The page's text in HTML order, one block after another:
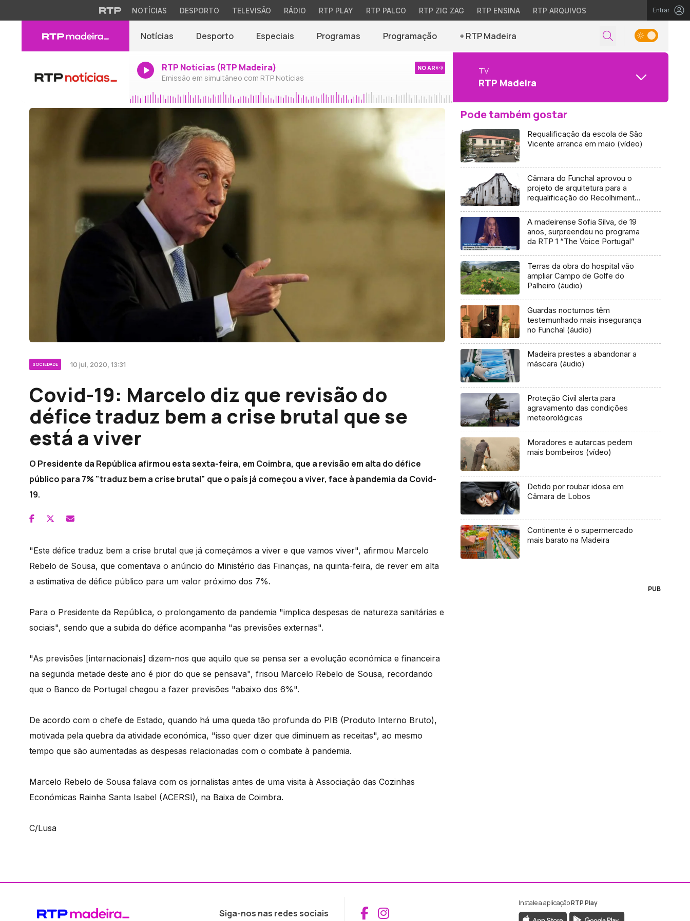
NOTÍCIAS DESPORTO TELEVISÃO RÁDIO RTP PLAY RTP PALCO RTP ZIG ZAG RTP ENSINA RTP ARQUIVOS Entrar
Notícias Desporto Especiais Programas Programação + RTP Madeira
RTP Notícias (RTP Madeira)
Emissão em simultâneo com RTP Notícias
NO AR TV
RTP Madeira
SOCIEDADE 10 jul, 2020, 13:31
Covid-19: Marcelo diz que revisão do
défice traduz bem a crise brutal que se
está a viver
O Presidente da República afirmou esta sexta-feira, em Coimbra, que a revisão em alta do défice
público para 7% "traduz bem a crise brutal" que o país já começou a viver, face à pandemia da Covid-
19.
"Este défice traduz bem a crise brutal que já começámos a viver e que vamos viver", afirmou Marcelo
Rebelo de Sousa, que comentava o anúncio do Ministério das Finanças, na quinta-feira, de rever em alta
a estimativa de défice público para um valor próximo dos 7%.
Para o Presidente da República, o prolongamento da pandemia "implica despesas de natureza sanitárias e
sociais", sendo que a subida do défice acompanha "as previsões externas".
"As previsões [internacionais] dizem-nos que aquilo que se pensa ser a evolução económica e financeira
na segunda metade deste ano é pior do que se pensava", frisou Marcelo Rebelo de Sousa, recordando
que o Banco de Portugal chegou a fazer previsões "abaixo dos 6%".
De acordo com o chefe de Estado, quando há uma queda tão profunda do PIB (Produto Interno Bruto),
motivada pela quebra da atividade económica, "isso quer dizer que diminuem as receitas", ao mesmo
tempo que são aumentadas as despesas relacionadas com o combate à pandemia.
Marcelo Rebelo de Sousa falava com os jornalistas antes de uma visita à Associação das Cozinhas
Económicas Rainha Santa Isabel (ACERSI), na Baixa de Coimbra.
C/Lusa
Pode também gostar
Requalificação da escola de São
Vicente arranca em maio (vídeo)
Câmara do Funchal aprovou o
projeto de arquitetura para a
requalificação do Recolhimento
A madeirense Sofia Silva, de 19
anos, surpreendeu no programa
da RTP 1 “The Voice Portugal”
Terras da obra do hospital vão
ampliar Campo de Golfe do
Palheiro (áudio)
Guardas nocturnos têm
testemunhado mais insegurança
no Funchal (áudio)
Madeira prestes a abandonar a
máscara (áudio)
Proteção Civil alerta para
agravamento das condições
meteorológicas
Moradores e autarcas pedem
mais bombeiros (vídeo)
Detido por roubar idosa em
Câmara de Lobos
Continente é o supermercado
mais barato na Madeira
PUB
Siga-nos nas redes sociais Aceder ao Facebook da RTP Madeira
Aceder ao Instagram da RTP Madeira
Instale a aplicaçãoRTP Play